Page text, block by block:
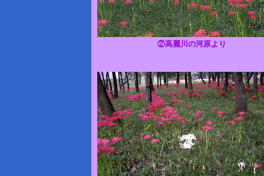
②高麗川の河原より